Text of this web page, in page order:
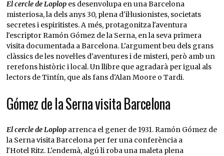
El cercle de Loplop es desenvolupa en una Barcelona
misteriosa, la dels anys 30, plena d'il·lusionistes, societats
secretes i espiritistes. A més, protagonitza l'aventura
l'escriptor Ramón Gómez de la Serna, en la seva primera
visita documentada a Barcelona. L'argument beu dels grans
clàssics de les novel·les d'aventures i de misteri, però amb un
rerefons històric i local. Un llibre que agradarà per igual als
lectors de Tintín, que als fans d'Alan Moore o Tardi.
Gómez de la Serna visita Barcelona
El cercle de Loplop arrenca el gener de 1931. Ramón Gómez de
la Serna visita Barcelona per fer una conferència a
l'Hotel Ritz. L'endemà, algú li roba una maleta plena